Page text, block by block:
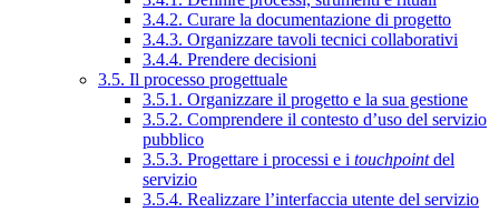
3.4.2. Curare la documentazione di progetto
3.4.3. Organizzare tavoli tecnici collaborativi
3.4.4. Prendere decisioni
3.5. Il processo progettuale
3.5.1. Organizzare il progetto e la sua gestione
3.5.2. Comprendere il contesto d’uso del servizio
pubblico
3.5.3. Progettare i processi e i touchpointdel
servizio
3.5.4. Realizzare l’interfaccia utente del servizio